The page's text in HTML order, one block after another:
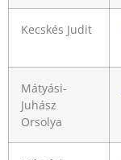
Kecskés Judit
Mátyási-
Juhász
Orsolya